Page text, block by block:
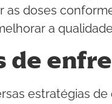
as doses
a
de
estratégias